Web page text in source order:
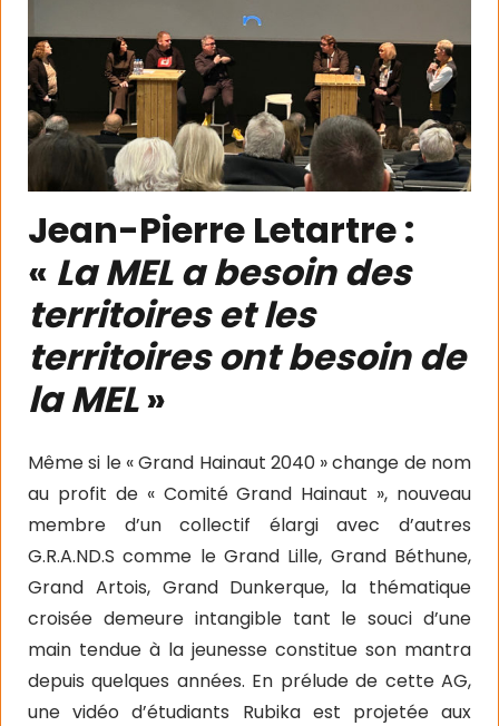
Jean-Pierre Letartre :
« La MEL a besoin des
territoires et les
territoires ont besoin de
la MEL»
Même si le « Grand Hainaut 2040 » change de nom
au profit de « Comité Grand Hainaut », nouveau
membre d’un collectif élargi avec d’autres
G.R.A.ND.S comme le Grand Lille, Grand Béthune,
Grand Artois, Grand Dunkerque, la thématique
croisée demeure intangible tant le souci d’une
main tendue à la jeunesse constitue son mantra
depuis quelques années. En prélude de cette AG,
une vidéo d’étudiants Rubika est projetée aux